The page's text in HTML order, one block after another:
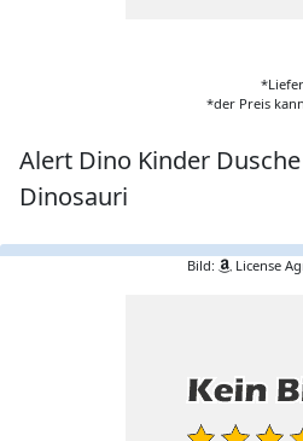
*der Preis
Alert Dino Kinder
Dinosauri
Bild: License